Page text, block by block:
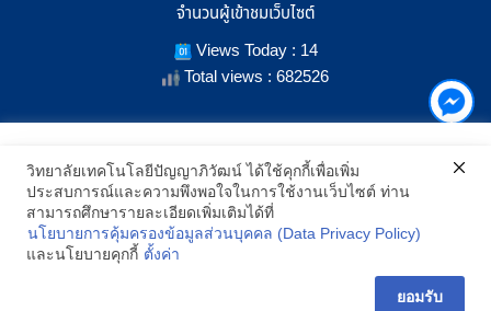
จำนวนผู้เข้าชมเว็บไซต์
Views Today : 14
Total views : 682526
SHOW LOCATION ON MAP
2021 All Rights Reserved © Panyapiwat Learning Center | Privacy
เราใช้คุกกี้เพื่อเพิ่มประสิทธิภาพ และประสบการณ์ที่ดีในการใช้งาน
เว็บไซต์ เมื่อคุณกดยอมรับเราจะสามารถเลือกแสดงสิ่งที่น่าสนใจสำหรับ
คุณได้โดยเฉพาะ และหากคุณต้องการเปลี่ยนการตั้งค่าของคุกกี้
สามารถเลือกตั้งค่าความยินยอมการใช้คุกกี้ได้ โดยคลิก "การตั้งค่า"
อ่านนโยบายคุกกี้เพิ่มเติม
วิทยาลัยเทคโนโลยีปัญญาภิวัฒน์ ได้ใช้คุกกี้เพื่อเพิ่ม
ประสบการณ์และความพึงพอใจในการใช้งานเว็บไซต์ ท่าน
สามารถศึกษารายละเอียดเพิ่มเติมได้ที่
นโยบายการคุ้มครองข้อมูลส่วนบุคคล (Data Privacy Policy)
และนโยบายคุกกี้ ตั้งค่า
ยอมรับ